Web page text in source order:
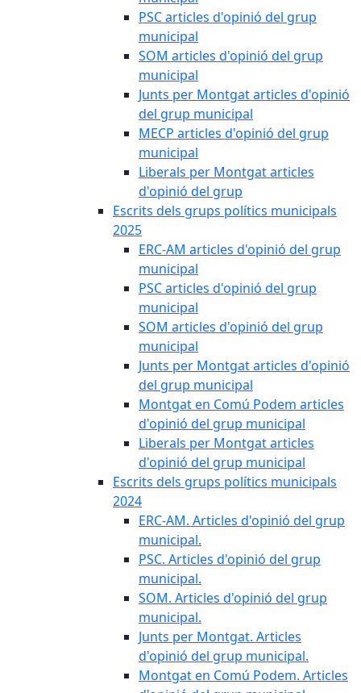
PSC articles d'opinió del grup
municipal
SOM articles d'opinió del grup
municipal
Junts per Montgat articles d'opinió
del grup municipal
MECP articles d'opinió del grup
municipal
Liberals per Montgat articles
d'opinió del grup
Escrits dels grups polítics municipals
2025
ERC-AM articles d'opinió del grup
municipal
PSC articles d'opinió del grup
municipal
SOM articles d'opinió del grup
municipal
Junts per Montgat articles d'opinió
del grup municipal
Montgat en Comú Podem articles
d'opinió del grup municipal
Liberals per Montgat articles
d'opinió del grup municipal
Escrits dels grups polítics municipals
2024
ERC-AM. Articles d'opinió del grup
municipal.
PSC. Articles d'opinió del grup
municipal.
SOM. Articles d'opinió del grup
municipal.
Junts per Montgat. Articles
d'opinió del grup municipal.
Montgat en Comú Podem. Articles